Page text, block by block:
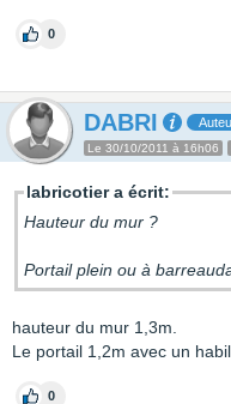
0
DABRI
Le 30/10/2011 à 16h06
labricotier a écrit:
Hauteur du mur ?
Portail plein ou à
hauteur du mur 1,3m.
Le portail 1,2m avec un
0